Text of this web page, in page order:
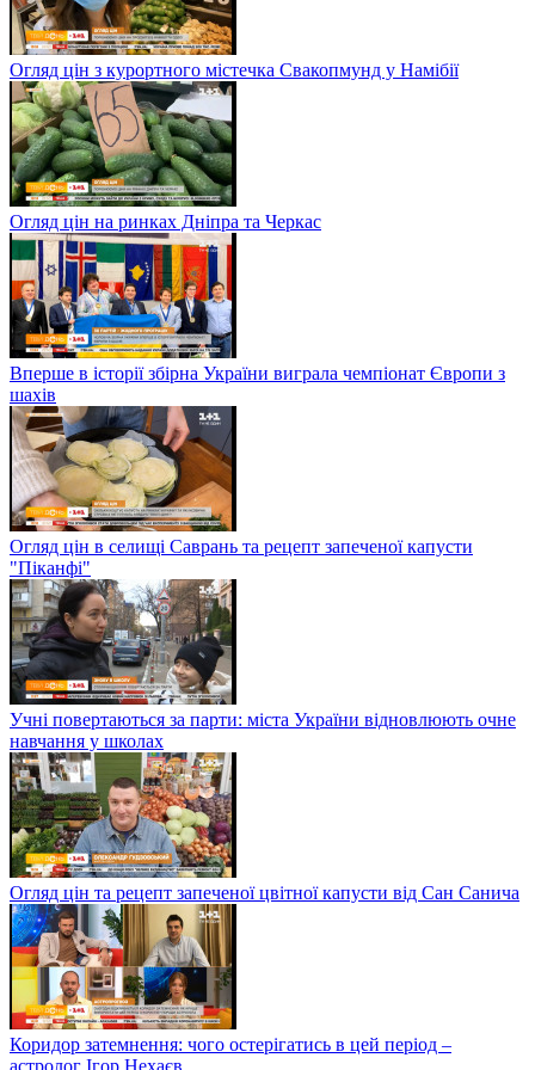
Огляд цін з курортного містечка Свакопмунд у Намібії
Огляд цін на ринках Дніпра та Черкас
Вперше в історії збірна України виграла чемпіонат Європи з
шахів
Огляд цін в селищі Саврань та рецепт запеченої капусти
"Піканфі"
Учні повертаються за парти: міста України відновлюють очне
навчання у школах
Огляд цін та рецепт запеченої цвітної капусти від Сан Санича
Коридор затемнення: чого остерігатись в цей період –
астролог Ігор Нехаєв